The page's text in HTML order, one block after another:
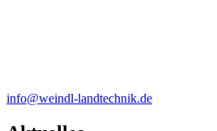
info@weindl-landtechnik.de